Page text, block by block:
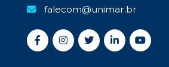
falecom@unimar.br